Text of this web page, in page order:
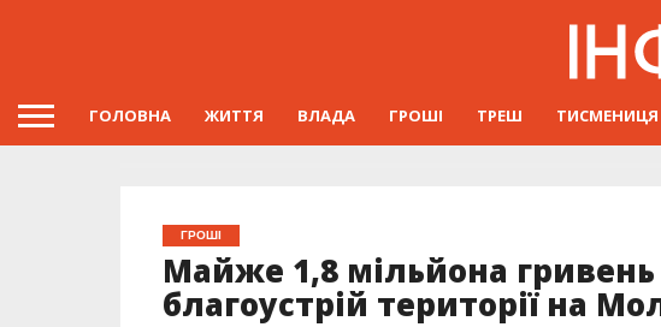
ГОЛОВНА ЖИТТЯ ВЛАДА ГРОШІ ТРЕШ ТИСМЕНИЦЯ
ГРОШІ
Майже 1,8 мільйона гривень
благоустрій території на